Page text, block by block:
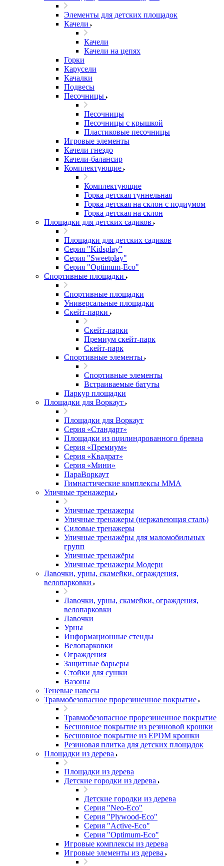
Элементы для детских площадок
Качели
Качели
Качели на цепях
Горки
Карусели
Качалки
Подвесы
Песочницы
Песочницы
Песочницы с крышкой
Пластиковые песочницы
Игровые элементы
Качели гнездо
Качели-балансир
Комплектующие
Комплектующие
Горка детская туннельная
Горка детская на склон с подиумом
Горка детская на склон
Площадки для детских садиков
Площадки для детских садиков
Серия "Kidsplay"
Серия "Sweetplay"
Серия "Оptimum-Еco"
Спортивные площадки
Спортивные площадки
Универсальные площадки
Скейт-парки
Скейт-парки
Премиум скейт-парк
Скейт-парк
Спортивные элементы
Спортивные элементы
Встраиваемые батуты
Паркур площадки
Площадки для Воркаут
Площадки для Воркаут
Серия «Стандарт»
Площадки из оцилиндрованного бревна
Серия «Премиум»
Серия «Квадрат»
Серия «Мини»
ПараВоркаут
Гимнастические комплексы ММА
Уличные тренажеры
Уличные тренажеры
Уличные тренажеры (нержавеющая сталь)
Силовые тренажеры
Уличные тренажёры для маломобильных
групп
Уличные тренажёры
Уличные тренажеры Модерн
Лавочки, урны, скамейки, ограждения,
велопарковки
Лавочки, урны, скамейки, ограждения,
велопарковки
Лавочки
Урны
Информационные стенды
Велопарковки
Ограждения
Защитные барьеры
Стойки для сушки
Вазоны
Теневые навесы
Травмобезопасное прорезиненное покрытие
Травмобезопасное прорезиненное покрытие
Бесшовное покрытие из резиновой крошки
Бесшовное покрытие из EPDM крошки
Резиновая плитка для детских площадок
Площадки из дерева
Площадки из дерева
Детские городки из дерева
Детские городки из дерева
Серия "Neo-Eco"
Серия "Plywood-Eco"
Серия "Active-Eco"
Серия "Оptimum-Еco"
Игровые комплексы из дерева
Игровые элементы из дерева